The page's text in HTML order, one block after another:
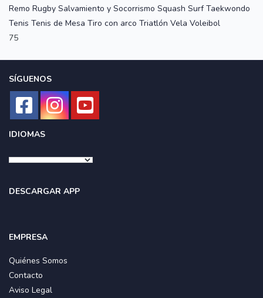
Remo Rugby Salvamiento y Socorrismo Squash Surf Taekwondo
Tenis Tenis de Mesa Tiro con arco Triatlón Vela Voleibol
75
SÍGUENOS
IDIOMAS
DESCARGAR APP
EMPRESA
Quiénes Somos
Contacto
Aviso Legal